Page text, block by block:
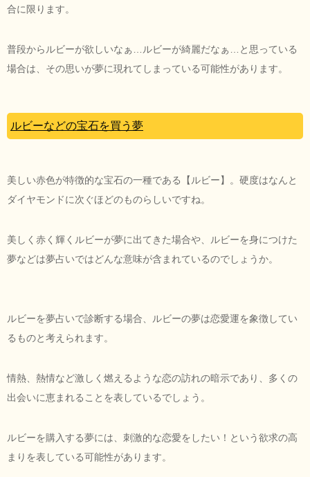
合に限ります。
普段からルビーが欲しいなぁ…ルビーが綺麗だなぁ…と思っている
場合は、その思いが夢に現れてしまっている可能性があります。
ルビーなどの宝石を買う夢
美しい赤色が特徴的な宝石の一種である【ルビー】。硬度はなんと
ダイヤモンドに次ぐほどのものらしいですね。
美しく赤く輝くルビーが夢に出てきた場合や、ルビーを身につけた
夢などは夢占いではどんな意味が含まれているのでしょうか。
ルビーを夢占いで診断する場合、ルビーの夢は恋愛運を象徴してい
るものと考えられます。
情熱、熱情など激しく燃えるような恋の訪れの暗示であり、多くの
出会いに恵まれることを表しているでしょう。
ルビーを購入する夢には、刺激的な恋愛をしたい！という欲求の高
まりを表している可能性があります。